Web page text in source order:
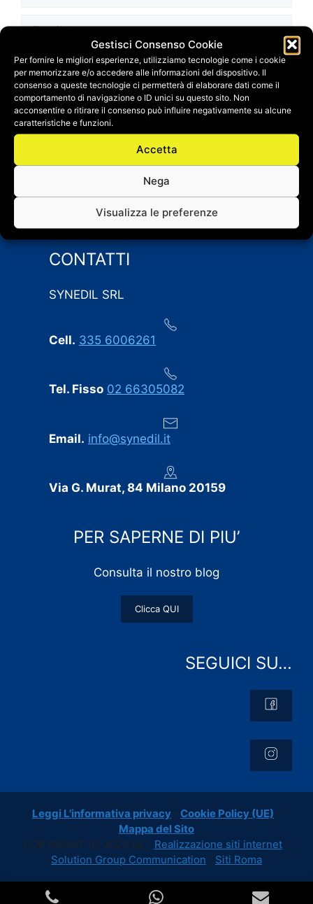
Gestisci Consenso Cookie
Per fornire le migliori esperienze, utilizziamo tecnologie come i cookie
per memorizzare e/o accedere alle informazioni del dispositivo. Il
consenso a queste tecnologie ci permetterà di elaborare dati come il
comportamento di navigazione o ID unici su questo sito. Non
acconsentire o ritirare il consenso può influire negativamente su alcune
caratteristiche e funzioni.
Accetta
Nega
Visualizza le preferenze
Email
Sito
web
Salva il mio nome, email e sito web in questo
browser per la prossima volta che
commento.
CONTATTI
SYNEDIL SRL
Cell. 335 6006261
Tel. Fisso 02 66305082
Email. info@synedil.it
Via G. Murat, 84 Milano 20159
PER SAPERNE DI PIU’
Consulta il nostro blog
Clicca QUI
SEGUICI SU…
Leggi L'informativa privacy - Cookie Policy (UE) -
Mappa del Sito
COPYRIGHT [c] 2023 by - Realizzazione siti internet-
Solution Group Communication
Siti Roma